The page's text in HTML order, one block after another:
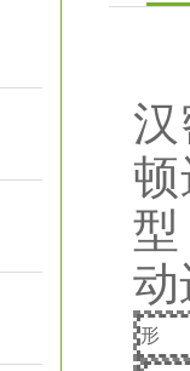
顿
型
动